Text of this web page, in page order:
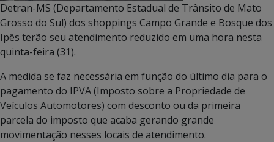
Detran-MS (Departamento Estadual de Trânsito de Mato
Grosso do Sul) dos shoppings Campo Grande e Bosque dos
Ipês terão seu atendimento reduzido em uma hora nesta
quinta-feira (31).
A medida se faz necessária em função do último dia para o
pagamento do IPVA (Imposto sobre a Propriedade de
Veículos Automotores) com desconto ou da primeira
parcela do imposto que acaba gerando grande
movimentação nesses locais de atendimento.